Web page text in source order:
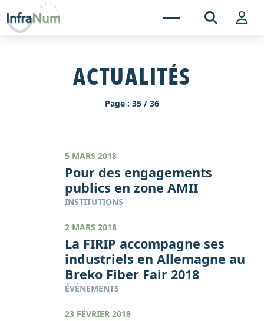
ACTUALITÉS
Page : 35 / 36
5 MARS 2018
Pour des engagements
publics en zone AMII
INSTITUTIONS
2 MARS 2018
La FIRIP accompagne ses
industriels en Allemagne au
Breko Fiber Fair 2018
ÉVÉNEMENTS
23 FÉVRIER 2018